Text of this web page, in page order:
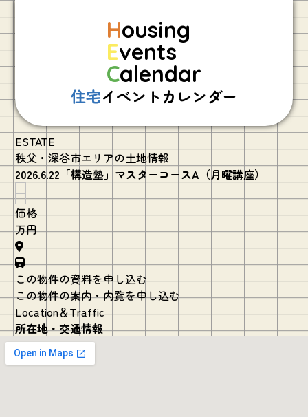
Housing
Events
Calendar
住宅イベントカレンダー
ESTATE
秩父・深谷市エリアの土地情報
2026.6.22「構造塾」マスターコースA（月曜講座）
価格
万円
この物件の資料を申し込む
この物件の案内・内覧を申し込む
Location＆Traffic
所在地・交通情報